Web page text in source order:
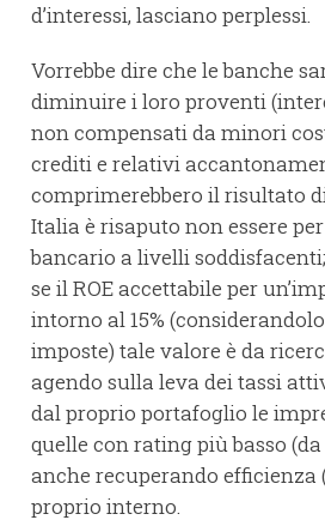
d’interessi, lasciano perplessi.
Vorrebbe dire che le banche
diminuire i loro proventi
non compensati da minori
crediti e relativi
comprimerebbero il risultato
Italia è risaputo non essere
bancario a livelli soddisfacenti;
se il ROE accettabile per
intorno al 15%
imposte) tale valore è da
agendo sulla leva dei tassi
dal proprio portafoglio le
quelle con rating più basso (da
anche recuperando efficienza
proprio interno.